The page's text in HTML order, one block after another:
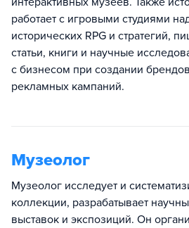
работает с игровыми студиями
исторических RPG и стратегий,
статьи, книги и научные
с бизнесом при создании
рекламных кампаний.
Музеолог
Музеолог исследует и
коллекции, разрабатывает
выставок и экспозиций. Он